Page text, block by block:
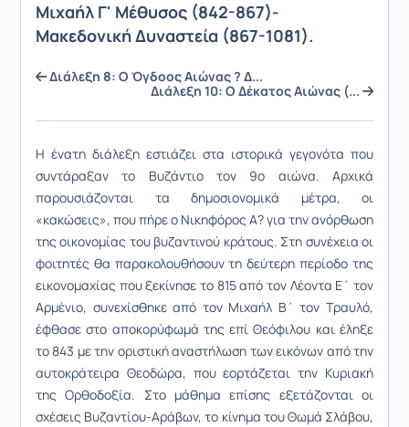
Μιχαήλ Γ' Μέθυσος (842-867)-
Μακεδονική Δυναστεία (867-1081).
Διάλεξη 8: Ο Όγδοος Αιώνας ? Δ...
Διάλεξη 10: Ο Δέκατος Αιώνας (...
Η ένατη διάλεξη εστιάζει στα ιστορικά γεγονότα που
συντάραξαν το Βυζάντιο τον 9ο αιώνα. Αρχικά
παρουσιάζονται τα δημοσιονομικά μέτρα, οι
«κακώσεις», που πήρε ο Νικηφόρος Α? για την ανόρθωση
της οικονομίας του βυζαντινού κράτους. Στη συνέχεια οι
φοιτητές θα παρακολουθήσουν τη δεύτερη περίοδο της
εικονομαχίας που ξεκίνησε το 815 από τον Λέοντα Ε΄ τον
Αρμένιο, συνεχίσθηκε από τον Μιχαήλ Β΄ τον Τραυλό,
έφθασε στο αποκορύφωμά της επί Θεόφιλου και έληξε
το 843 με την οριστική αναστήλωση των εικόνων από την
αυτοκράτειρα Θεοδώρα, που εορτάζεται την Κυριακή
της Ορθοδοξία. Στο μάθημα επίσης εξετάζονται οι
σχέσεις Βυζαντίου-Αράβων, το κίνημα του Θωμά Σλάβου,